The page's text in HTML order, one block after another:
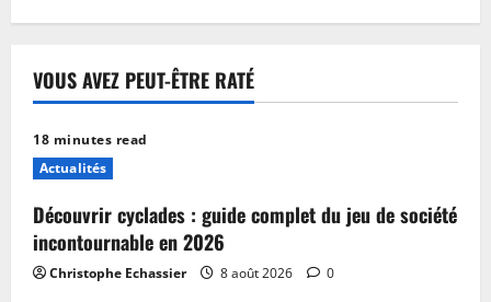
VOUS AVEZ PEUT-ÊTRE RATÉ
18 minutes read
Actualités
Découvrir cyclades : guide complet du jeu de société
incontournable en 2026
Christophe Echassier 8 août 2026 0